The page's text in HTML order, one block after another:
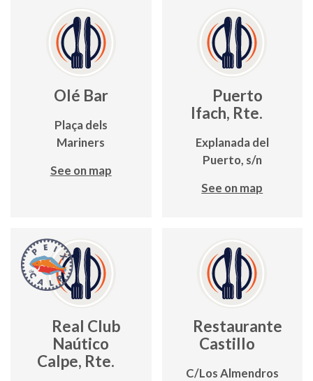
Olé Bar
Plaça dels
Mariners
See on map
Puerto
Ifach, Rte.
Explanada del
Puerto, s/n
See on map
Real Club
Naútico
Calpe, Rte.
Restaurante
Castillo
C/Los Almendros